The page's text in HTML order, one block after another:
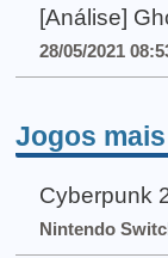
[Análise]
28/05/2021
Jogos
Cyberpunk
Nintendo